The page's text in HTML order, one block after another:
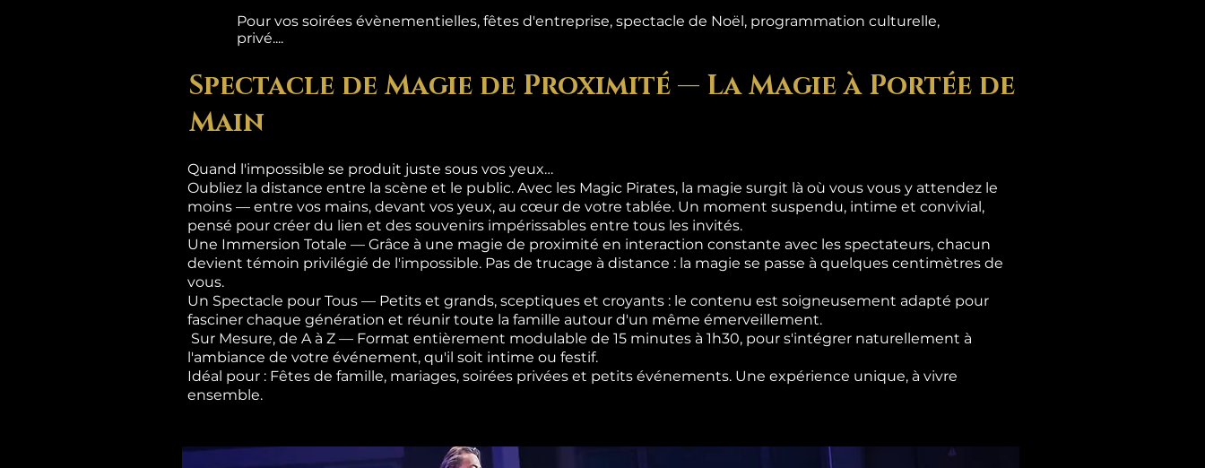
Pour vos soirées évènementielles, fêtes d'entreprise, spectacle de Noël, programmation culturelle,
privé....
Spectacle de Magie de Proximité — La Magie à Portée de
Main
Quand l'impossible se produit juste sous vos yeux…
Oubliez la distance entre la scène et le public. Avec les Magic Pirates, la magie surgit là où vous vous y attendez le
moins — entre vos mains, devant vos yeux, au cœur de votre tablée. Un moment suspendu, intime et convivial,
pensé pour créer du lien et des souvenirs impérissables entre tous les invités.
Une Immersion Totale — Grâce à une magie de proximité en interaction constante avec les spectateurs, chacun
devient témoin privilégié de l'impossible. Pas de trucage à distance : la magie se passe à quelques centimètres de
vous.
Un Spectacle pour Tous — Petits et grands, sceptiques et croyants : le contenu est soigneusement adapté pour
fasciner chaque génération et réunir toute la famille autour d'un même émerveillement.
Sur Mesure, de A à Z — Format entièrement modulable de 15 minutes à 1h30, pour s'intégrer naturellement à
l'ambiance de votre événement, qu'il soit intime ou festif.
Idéal pour : Fêtes de famille, mariages, soirées privées et petits événements. Une expérience unique, à vivre
ensemble.